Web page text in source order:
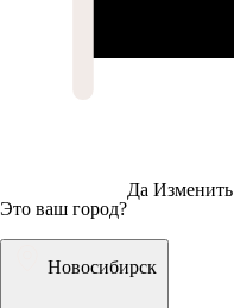
Это ваш город?
Да Изменить
Новосибирск